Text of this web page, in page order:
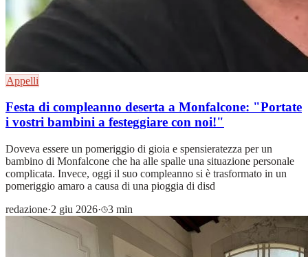
Appelli
Festa di compleanno deserta a Monfalcone: "Portate
i vostri bambini a festeggiare con noi!"
Doveva essere un pomeriggio di gioia e spensieratezza per un
bambino di Monfalcone che ha alle spalle una situazione personale
complicata. Invece, oggi il suo compleanno si è trasformato in un
pomeriggio amaro a causa di una pioggia di disd
redazione·2 giu 2026· 3 min